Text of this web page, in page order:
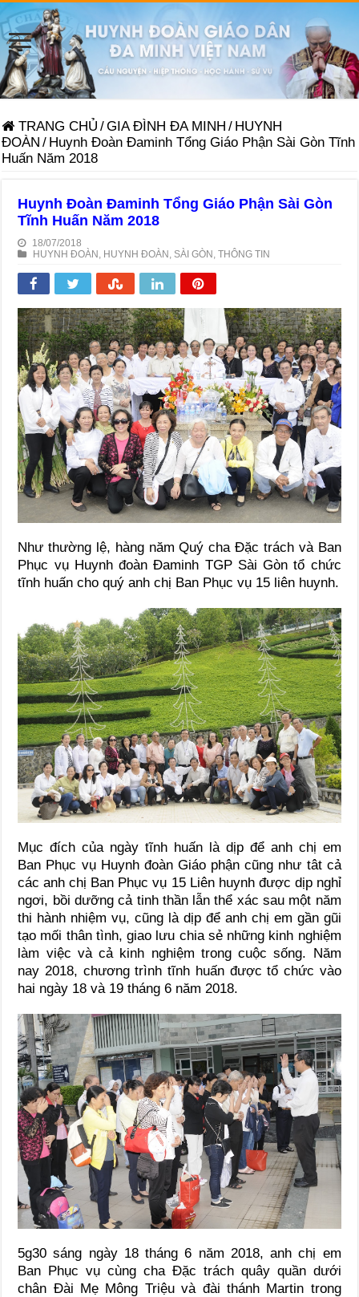
TRANG CHỦ /GIA ĐÌNH ĐA MINH / HUYNH
ĐOÀN / Huynh Đoàn Đaminh Tổng Giáo Phận Sài Gòn Tĩnh
Huấn Năm 2018
Huynh Đoàn Đaminh Tổng Giáo Phận Sài Gòn
Tĩnh Huấn Năm 2018
18/07/2018
HUYNH ĐOÀN HUYNH ĐOÀN SÀI GÒN ,THÔNG TIN
Như thường lệ, hàng năm Quý cha Đặc trách và Ban
Phục vụ Huynh đoàn Đaminh TGP Sài Gòn tổ chức
tĩnh huấn cho quý anh chị Ban Phục vụ 15 liên huynh.
Mục đích của ngày tĩnh huấn là dịp để anh chị em
Ban Phục vụ Huynh đoàn Giáo phận cũng như tât cả
các anh chị Ban Phục vụ 15 Liên huynh được dịp nghỉ
ngơi, bồi dưỡng cả tinh thần lẫn thể xác sau một năm
thi hành nhiệm vụ, cũng là dịp để anh chị em gần gũi
tạo mối thân tình, giao lưu chia sẻ những kinh nghiệm
làm việc và cả kinh nghiệm trong cuộc sống. Năm
nay 2018, chương trình tĩnh huấn được tổ chức vào
hai ngày 18 và 19 tháng 6 năm 2018.
5g30 sáng ngày 18 tháng 6 năm 2018, anh chị em
Ban Phục vụ cùng cha Đặc trách quây quần dưới
chân Đài Mẹ Mông Triệu và đài thánh Martin trong